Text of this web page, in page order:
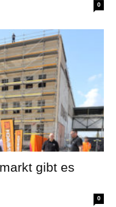
0
gibt es
0